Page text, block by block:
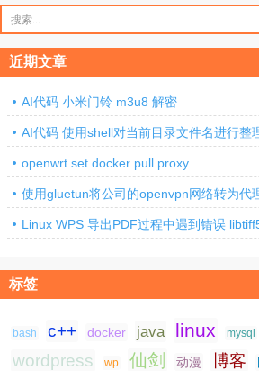
索：
近期文章
AI代码 小米门铃 m3u8 解密
AI代码 使用shell对当前目录文件名进行整
openwrt set docker pull proxy
使用gluetun将公司的openvpn网络转为代
Linux WPS 导出PDF过程中遇到错误
标签
bash c++ docker java linux mysql
wordpress wp 仙剑 动漫 博客